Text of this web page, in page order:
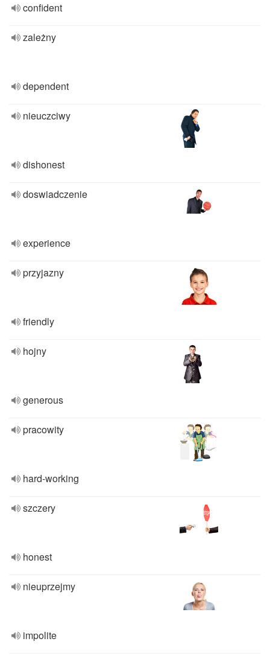
confident
zależny
dependent
nieuczciwy
dishonest
doswiadczenie
experience
przyjazny
friendly
hojny
generous
pracowity
hard-working
szczery
honest
nieuprzejmy
impolite